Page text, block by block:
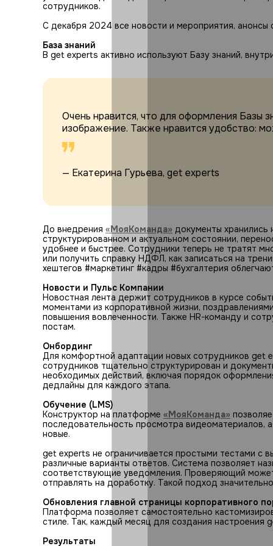
сотрудников.
С декабря 2024 все новости и мероприятия, анонсы
База знаний
В get experts активно используют Базу знаний,
Очень нравится, что для оформления Базы
изображение. Также нравится удобство:
— Екатерина Гурьева, get experts
До внедрения «МояКоманда» документы хранились
структурированном и актуальном состоянии,
удобнее и быстрее. Сотрудники теперь не тратят
или получить справку НДФЛ, как записаться на
хештегов #маркетинг #кадры #бухгалтерия
Новости и Пульс Компании
Новостная лента держит сотрудников в курсе
моментами из корпоративной жизни,
повышения вовлеченности. Также HR-команду и
постам.
Онбординг
Для комфортной адаптации новых сотрудников get
сотрудников тщательно структурирован и
необходимых действий, включая порядок
дедлайны для каждого этапа.
Обучение (LMS)
Конструктор на платформе «МояКоманда»
последовательность просмотра видеоматериалов,
новые.
get experts не ограничивается простыми тестами с
различные варианты ответов. Система позволяет
соответствующие уведомления. Проверяющий
отправлять на доработку. Такой подход
Обновления главной страницы корпоративного
Платформа позволяет самостоятельно
стиле. Так, каждый месяц для создания настроения
Результаты